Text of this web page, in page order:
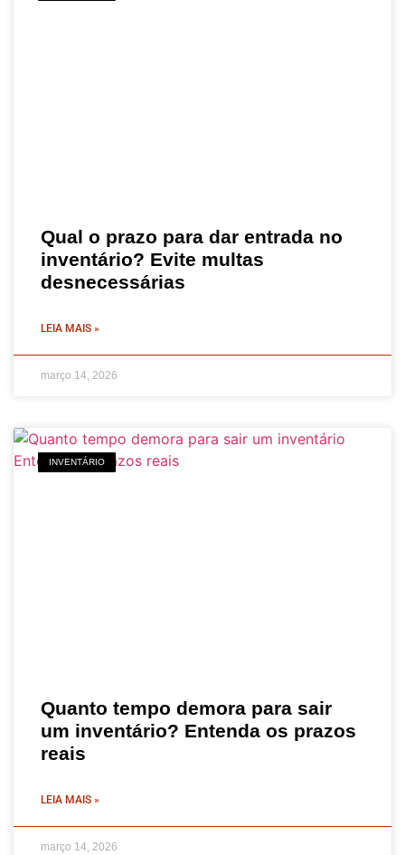
Qual o prazo para dar entrada no
inventário? Evite multas
desnecessárias
LEIA MAIS »
março 14, 2026
INVENTÁRIO
Quanto tempo demora para sair
um inventário? Entenda os prazos
reais
LEIA MAIS »
março 14, 2026